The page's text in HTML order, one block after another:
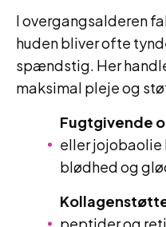
I overgangsalderen
huden bliver ofte
spændstig. Her
maksimal pleje og
Fugtgivende
eller jojobaolie
blødhed og